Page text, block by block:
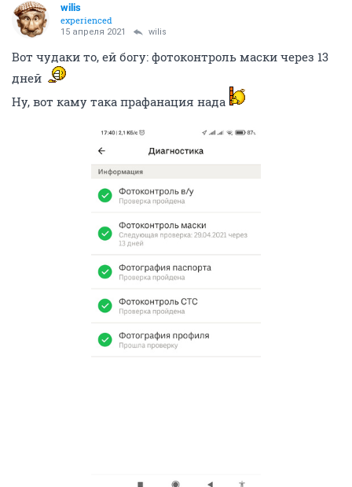
wilis
experienced
15 апреля 2021 wilis
Вот чудаки то, ей богу: фотоконтроль маски через 13
дней
Ну, вот каму така прафанация нада